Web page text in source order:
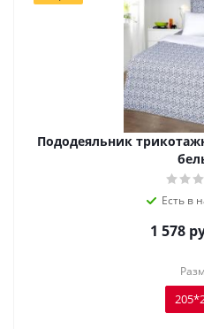
Пододеяльник
Есть в
1 578